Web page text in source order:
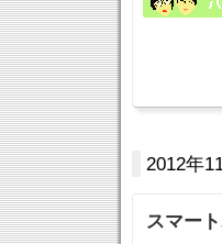
2012年
スマー